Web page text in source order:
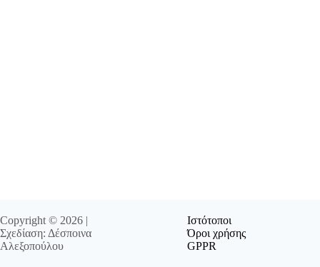
Copyright © 2026 |
Σχεδίαση: Δέσποινα
Αλεξοπούλου
Ιστότοποι
Όροι χρήσης
GPPR